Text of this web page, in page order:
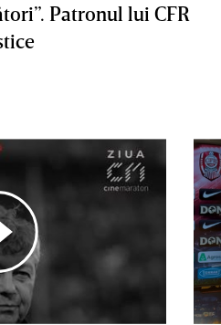
Patronul lui CFR